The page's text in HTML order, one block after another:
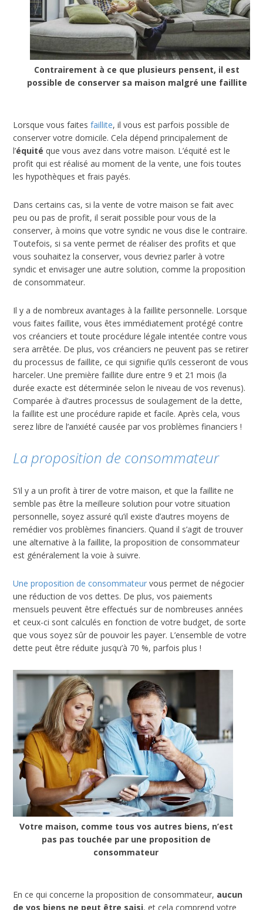
Contrairement à ce que plusieurs pensent, il est
possible de conserver sa maison malgré une faillite
Lorsque vous faitesfaillite, il vous est parfois possible de
conserver votre domicile. Cela dépend principalement de
l’équité que vous avez dans votre maison. L’équité est le
profit qui est réalisé au moment de la vente, une fois toutes
les hypothèques et frais payés.
Dans certains cas, si la vente de votre maison se fait avec
peu ou pas de profit, il serait possible pour vous de la
conserver, à moins que votre syndic ne vous dise le contraire.
Toutefois, si sa vente permet de réaliser des profits et que
vous souhaitez la conserver, vous devriez parler à votre
syndic et envisager une autre solution, comme la proposition
de consommateur.
Il y a de nombreux avantages à la faillite personnelle. Lorsque
vous faites faillite, vous êtes immédiatement protégé contre
vos créanciers et toute procédure légale intentée contre vous
sera arrêtée. De plus, vos créanciers ne peuvent pas se retirer
du processus de faillite, ce qui signifie qu’ils cesseront de vous
harceler. Une première faillite dure entre 9 et 21 mois (la
durée exacte est déterminée selon le niveau de vos revenus).
Comparée à d’autres processus de soulagement de la dette,
la faillite est une procédure rapide et facile. Après cela, vous
serez libre de l’anxiété causée par vos problèmes financiers !
La proposition de consommateur
S’il y a un profit à tirer de votre maison, et que la faillite ne
semble pas être la meilleure solution pour votre situation
personnelle, soyez assuré qu’il existe d’autres moyens de
remédier vos problèmes financiers. Quand il s’agit de trouver
une alternative à la faillite, la proposition de consommateur
est généralement la voie à suivre.
Une proposition de consommateur vous permet de négocier
une réduction de vos dettes. De plus, vos paiements
mensuels peuvent être effectués sur de nombreuses années
et ceux-ci sont calculés en fonction de votre budget, de sorte
que vous soyez sûr de pouvoir les payer. L’ensemble de votre
dette peut être réduite jusqu’à 70 %, parfois plus !
Votre maison, comme tous vos autres biens, n’est
pas pas touchée par une proposition de
consommateur
En ce qui concerne la proposition de consommateur, aucun
de vos biens ne peut être saisi, et cela comprend votre